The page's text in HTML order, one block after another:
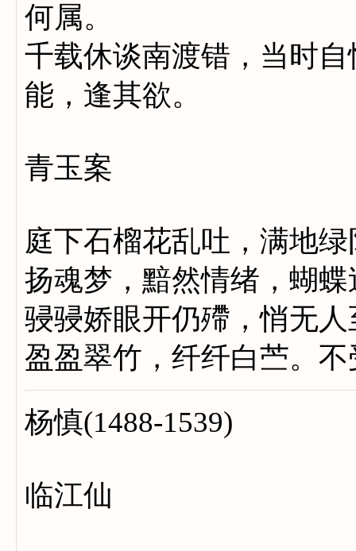
何属。
千载休谈南渡错，当时
能，逢其欲。
青玉案
庭下石榴花乱吐，满地
扬魂梦，黯然情绪，
骎骎娇眼开仍殢，悄无
盈盈翠竹，纤纤白苎。
杨慎(1488-1539)
临江仙